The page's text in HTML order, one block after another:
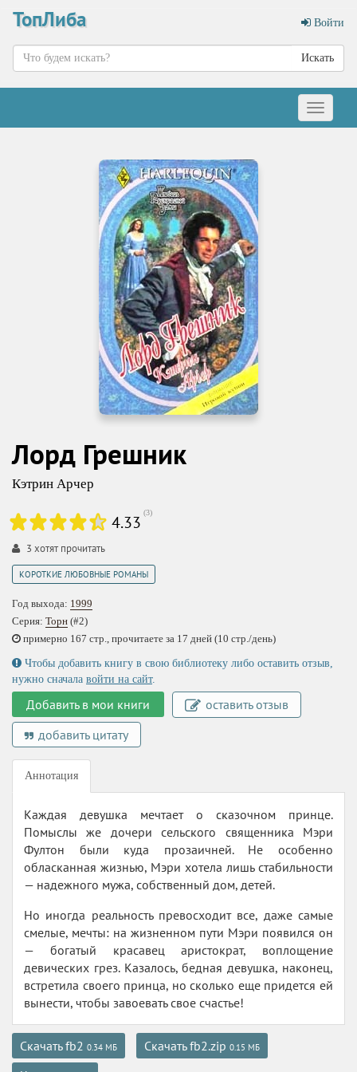
ТопЛиба Войти
Искать
Меню
Лорд Грешник
Кэтрин Арчер
4.33 (3)
3 хотят прочитать
КОРОТКИЕ ЛЮБОВНЫЕ РОМАНЫ
Год выхода: 1999
Серия: Торн (#2)
примерно 167 стр., прочитаете за 17 дней (10 стр./день)
Чтобы добавить книгу в свою библиотеку либо оставить отзыв,
нужно сначала войти на сайт.
Добавить в мои книги
оставить отзыв
добавить цитату
Аннотация
Каждая девушка мечтает о сказочном принце.
Помыслы же дочери сельского священника Мэри
Фултон были куда прозаичней. Не особенно
обласканная жизнью, Мэри хотела лишь стабильности
— надежного мужа, собственный дом, детей.
Но иногда реальность превосходит все, даже самые
смелые, мечты: на жизненном пути Мэри появился он
— богатый красавец аристократ, воплощение
девических грез. Казалось, бедная девушка, наконец,
встретила своего принца, но сколько еще придется ей
вынести, чтобы завоевать свое счастье!
Скачать fb2 0.34 МБ Скачать fb2.zip 0.15 МБ